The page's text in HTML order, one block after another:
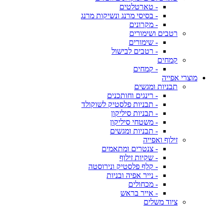
- טארטלטים
- בסיסי מרנג ונשיקות מרנג
- מקרונים
רטבים ושימורים
- שימורים
- רטבים לבישול
קמחים
- קמחים
מוצרי אפייה
תבניות ומגשים
- רינגים וחותכנים
- תבניות פלסטיק לשוקולד
- תבניות סיליקון
- משטחי סיליקון
- תבניות ומגשים
זילוף ואפייה
- צנטרים ומתאמים
- שקיות זילוף
- קלף פלסטיק ונירוסטה
- נייר אפיה ובניות
- מכחולים
- אייר בראש
ציוד משלים